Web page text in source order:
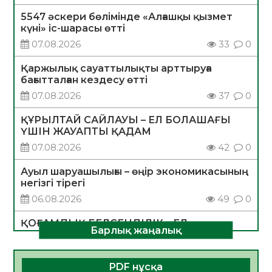
5547 әскери бөлімінде «Алғашқы қызмет
күні» іс-шарасы өтті
07.08.2026
33 0
Қаржылық сауаттылықты арттыруға
бағытталған кездесу өтті
07.08.2026
37 0
ҚҰРЫЛТАЙ САЙЛАУЫ – ЕЛ БОЛАШАҒЫ
ҮШІН ЖАУАПТЫ ҚАДАМ
07.08.2026
42 0
Ауыл шаруашылығы – өңір экономикасының
негізгі тірегі
06.08.2026
49 0
ҚОҒАМДЫҚ БЕЛСЕНДІЛІК – ЕЛ
ДАМУЫНЫҢ НЕГІЗІ
06.08.2026
47 0
Барлық жаңалық
PDF нұсқа